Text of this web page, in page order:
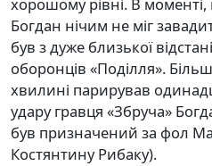
хорошому рівні. В
Богдан нічим не міг
був з дуже близької
оборонців «Поділля».
хвилині парирував
удару гравця «Збруча»
був призначений за фол
Костянтину Рибаку).